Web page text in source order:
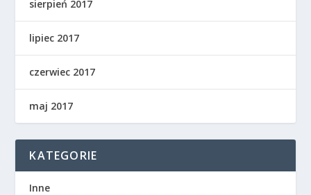
sierpień 2017
lipiec 2017
czerwiec 2017
maj 2017
KATEGORIE
Inne